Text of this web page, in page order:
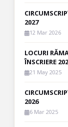
2027
12 Mar 2026
LOCURI
ÎNSCRIERE
21 May 2025
2026
6 Mar 2025